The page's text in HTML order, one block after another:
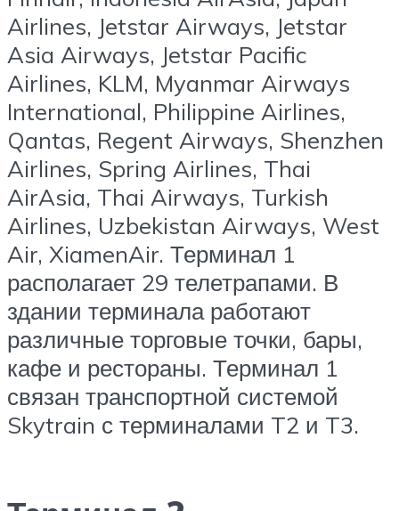
Airlines, Jetstar Airways, Jetstar
Asia Airways, Jetstar Pacific
Airlines, KLM, Myanmar Airways
International, Philippine Airlines,
Qantas, Regent Airways, Shenzhen
Airlines, Spring Airlines, Thai
AirAsia, Thai Airways, Turkish
Airlines, Uzbekistan Airways, West
Air, XiamenAir. Терминал 1
располагает 29 телетрапами. В
здании терминала работают
различные торговые точки, бары,
кафе и рестораны. Терминал 1
связан транспортной системой
Skytrain с терминалами T2 и T3.